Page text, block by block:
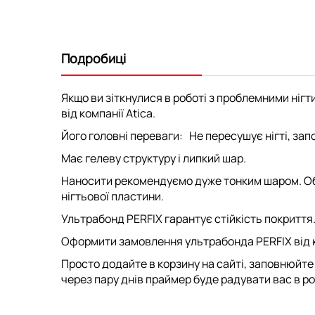
Подробиці
Якщо ви зіткнулися в роботі з проблемними
від компанії Atica.
Його головні переваги: Не пересушує нігті,
Має гелеву структуру і липкий шар.
Наносити рекомендуємо дуже тонким шаром.
нігтьової пластини.
Ультрабонд PERFIX гарантує стійкість
Оформити замовлення ультрабонда PERFIX від
Просто додайте в корзину на сайті,
через пару днів праймер буде радувати вас в